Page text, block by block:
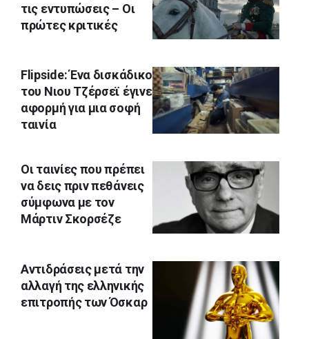
τις εντυπώσεις – Οι
πρώτες κριτικές
Flipside: Ένα δισκάδικο
του Νιου Τζέρσεϊ έγινε
αφορμή για μια σοφή
ταινία
Οι ταινίες που πρέπει
να δεις πριν πεθάνεις
σύμφωνα με τον
Μάρτιν Σκορσέζε
Αντιδράσεις μετά την
αλλαγή της ελληνικής
επιτροπής των Όσκαρ